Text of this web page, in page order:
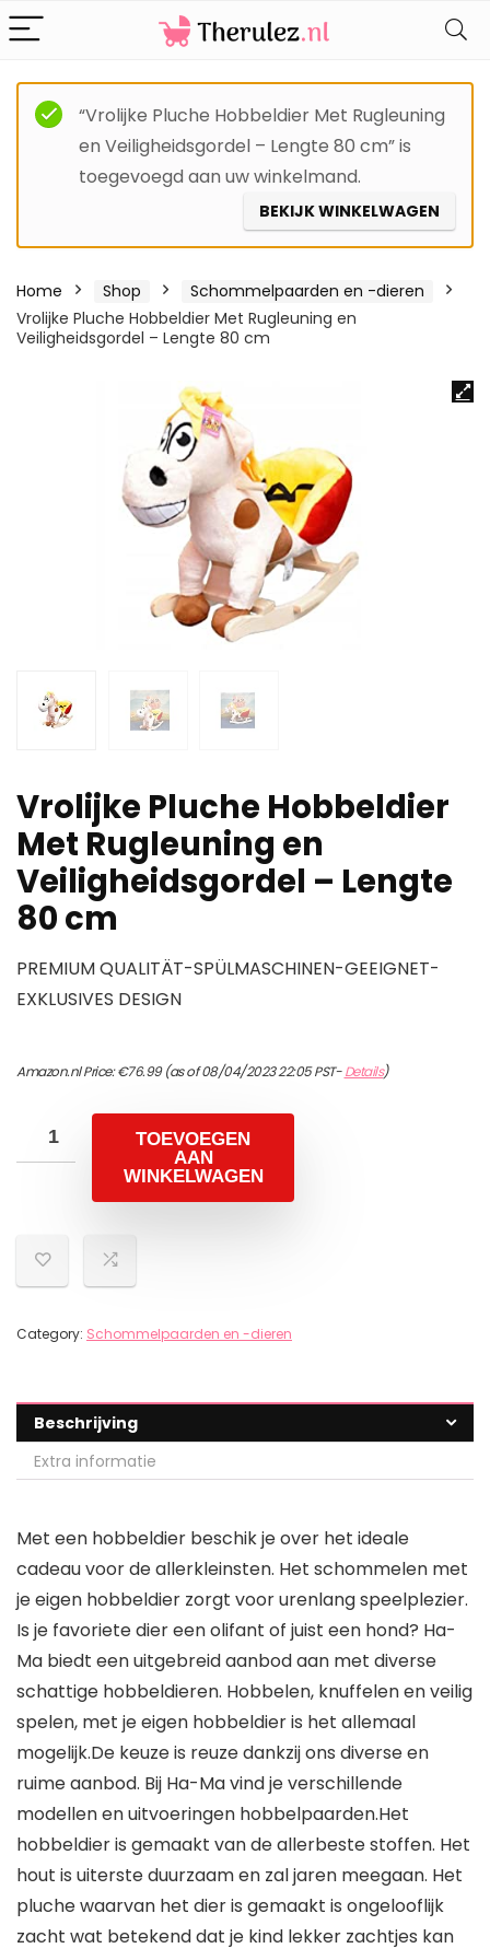
“Vrolijke Pluche Hobbeldier Met Rugleuning
en Veiligheidsgordel – Lengte 80 cm” is
toegevoegd aan uw winkelmand.
BEKIJK WINKELWAGEN
Home Shop
Schommelpaarden en -dieren
Vrolijke Pluche Hobbeldier Met Rugleuning en
Veiligheidsgordel – Lengte 80 cm
Vrolijke Pluche Hobbeldier
Met Rugleuning en
Veiligheidsgordel – Lengte
80 cm
PREMIUM QUALITÄT-SPÜLMASCHINEN-GEEIGNET-
EXKLUSIVES DESIGN
Amazon.nl Price:€76.99(as of 08/04/2023 22:05 PST-Details)
TOEVOEGEN
AAN
WINKELWAGEN
Category: Schommelpaarden en -dieren
Beschrijving
Extra informatie
Met een hobbeldier beschik je over het ideale
cadeau voor de allerkleinsten. Het schommelen met
je eigen hobbeldier zorgt voor urenlang speelplezier.
Is je favoriete dier een olifant of juist een hond? Ha-
Ma biedt een uitgebreid aanbod aan met diverse
schattige hobbeldieren. Hobbelen, knuffelen en veilig
spelen, met je eigen hobbeldier is het allemaal
mogelijk.De keuze is reuze dankzij ons diverse en
ruime aanbod. Bij Ha-Ma vind je verschillende
modellen en uitvoeringen hobbelpaarden.Het
hobbeldier is gemaakt van de allerbeste stoffen. Het
hout is uiterste duurzaam en zal jaren meegaan. Het
pluche waarvan het dier is gemaakt is ongelooflijk
zacht wat betekend dat je kind lekker zachtjes kan